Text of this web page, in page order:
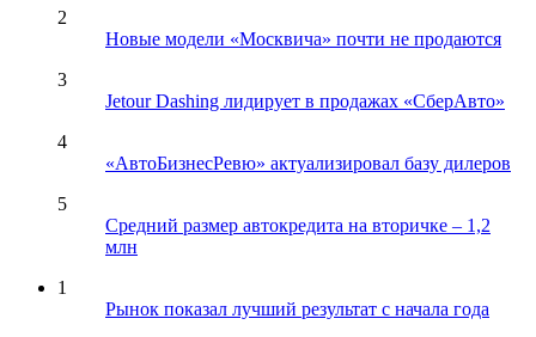
2
Новые модели «Москвича» почти не продаются
3
Jetour Dashing лидирует в продажах «СберАвто»
4
«АвтоБизнесРевю» актуализировал базу дилеров
5
Средний размер автокредита на вторичке – 1,2
млн
1
Рынок показал лучший результат с начала года